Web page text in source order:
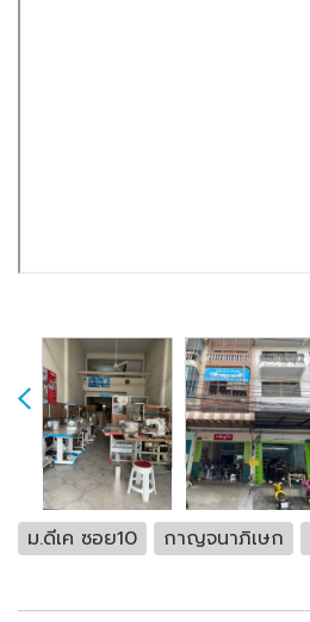
ม.ดีเค ซอย10 กาญจนาภิเษก